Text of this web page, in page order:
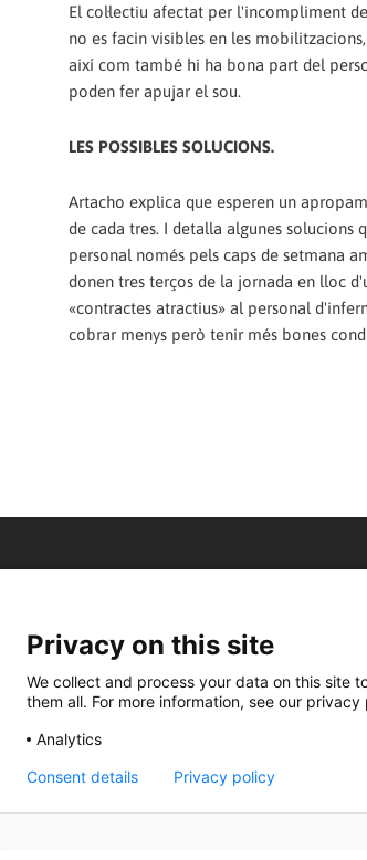
El col·lectiu afectat per l'incompliment
no es facin visibles en les
així com també hi ha bona part del
poden fer apujar el sou.
LES POSSIBLES SOLUCIONS.
Artacho explica que esperen un
de cada tres. I detalla algunes solucions
personal només pels caps de setmana
donen tres terços de la jornada en lloc
«contractes atractius» al personal
cobrar menys però tenir més bones
Privacy on this site
We collect and process your data on this site
them all. For more information, see our privacy
Analytics
Consent details Privacy policy